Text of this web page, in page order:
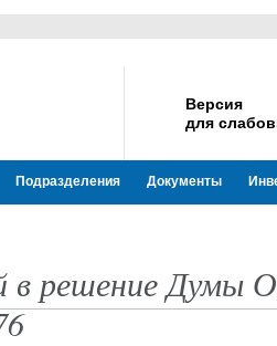
Версия
для
Подразделения Документы
в решение Думы